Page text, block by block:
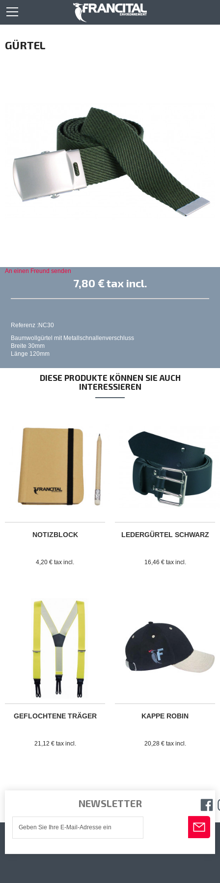
GÜRTEL
An einen Freund senden
7,80 €tax incl.
Referenz :NC30
Baumwollgürtel mit Metallschnallenverschluss
Breite 30mm
Länge 120mm
DIESE PRODUKTE KÖNNEN SIE AUCH
INTERESSIEREN
NOTIZBLOCK
4,20 € tax incl.
LEDERGÜRTEL SCHWARZ
16,46 € tax incl.
GEFLOCHTENE TRÄGER
21,12 € tax incl.
KAPPE ROBIN
20,28 € tax incl.
NEWSLETTER